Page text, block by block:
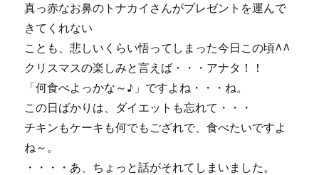
タ
ロ
ス
♪・・・
の
ン
＾
真っ赤なお鼻のトナカイさんがプレゼントを運んで
きてくれない
ことも、悲しいくらい悟ってしまった今日この頃^^
クリスマスの楽しみと言えば・・・アナタ！！
「何食べよっかな～♪」ですよね・・・ね。
この日ばかりは、ダイエットも忘れて・・・
チキンもケーキも何でもござれで、食べたいですよ
ね～。
・・・・あ、ちょっと話がそれてしまいました。